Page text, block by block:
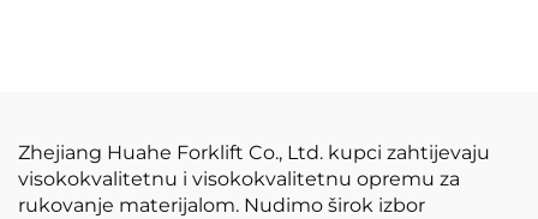
Zhejiang Huahe Forklift Co., Ltd. kupci zahtijevaju
visokokvalitetnu i visokokvalitetnu opremu za
rukovanje materijalom. Nudimo širok izbor